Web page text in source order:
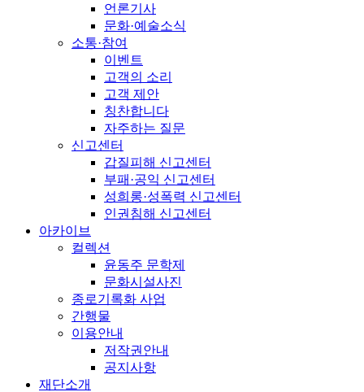
언론기사
문화·예술소식
소통·참여
이벤트
고객의 소리
고객 제안
칭찬합니다
자주하는 질문
신고센터
갑질피해 신고센터
부패·공익 신고센터
성희롱·성폭력 신고센터
인권침해 신고센터
아카이브
컬렉션
윤동주 문학제
문화시설사진
종로기록화 사업
간행물
이용안내
저작권안내
공지사항
재단소개